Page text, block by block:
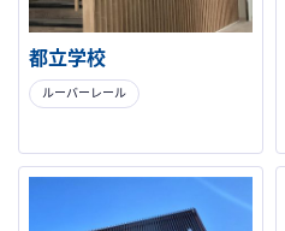
都立学校
ルーバーレール